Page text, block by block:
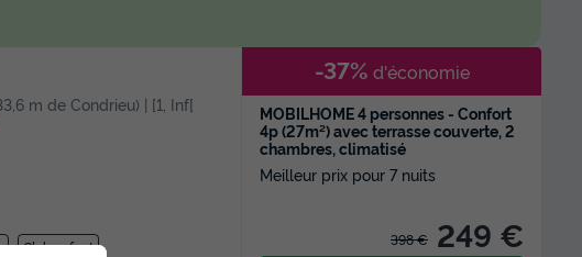
m de Condrieu) | [1, Inf[
Club enfant
MOBILHOME 4 personnes - Confort
4p (27m²) avec terrasse couverte, 2
chambres, climatisé
Meilleur prix pour 7 nuits
398 € 249 €
-37% d'économie